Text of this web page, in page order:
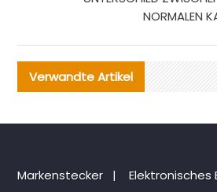
NORMALEN
Verwandte Artikel
Markenstecker | Elektronisches